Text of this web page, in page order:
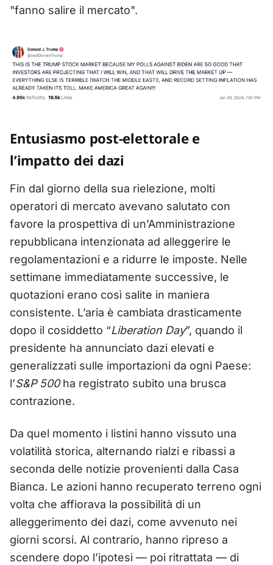
"fanno salire il mercato".
Entusiasmo post-elettorale e
l’impatto dei dazi
Fin dal giorno della sua rielezione, molti
operatori di mercato avevano salutato con
favore la prospettiva di un’Amministrazione
repubblicana intenzionata ad alleggerire le
regolamentazioni e a ridurre le imposte. Nelle
settimane immediatamente successive, le
quotazioni erano così salite in maniera
consistente. L’aria è cambiata drasticamente
dopo il cosiddetto “Liberation Day”, quando il
presidente ha annunciato dazi elevati e
generalizzati sulle importazioni da ogni Paese:
l’S&P 500ha registrato subito una brusca
contrazione.
Da quel momento i listini hanno vissuto una
volatilità storica, alternando rialzi e ribassi a
seconda delle notizie provenienti dalla Casa
Bianca. Le azioni hanno recuperato terreno ogni
volta che affiorava la possibilità di un
alleggerimento dei dazi, come avvenuto nei
giorni scorsi. Al contrario, hanno ripreso a
scendere dopo l’ipotesi — poi ritrattata — di